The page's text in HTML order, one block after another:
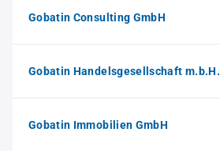
Gobatin Consulting GmbH
Gobatin Handelsgesellschaft m.b.H.
Gobatin Immobilien GmbH